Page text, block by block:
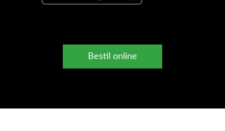
Bestil online